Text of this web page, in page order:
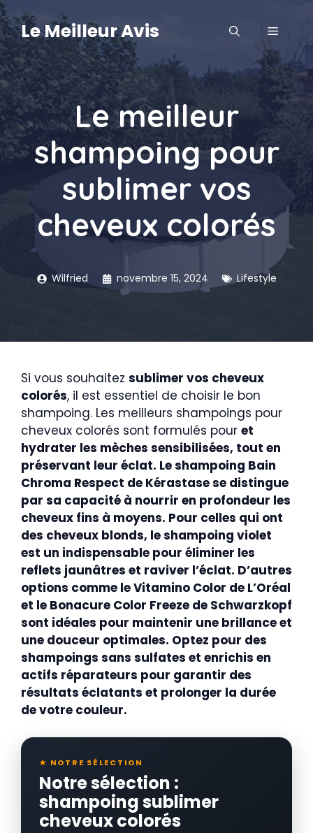
Aller
au
contenu
Le Meilleur Avis MENU
Le meilleur
shampoing pour
sublimer vos
cheveux colorés
Wilfried novembre 15, 2024 Lifestyle
Si vous souhaitez sublimer vos cheveux
colorés, il est essentiel de choisir le bon
shampoing. Les meilleurs shampoings pour
cheveux colorés sont formulés pour et
hydrater les mèches sensibilisées, tout en
préservant leur éclat. Leshampoing Bain
Chroma Respect de Kérastasese distingue
par sa capacité à nourrir en profondeur les
cheveux fins à moyens. Pour celles qui ont
des cheveux blonds, leshampoing violet
est un indispensable pour éliminer les
reflets jaunâtres et raviver l’éclat. D’autres
options comme leVitamino Color de L’Oréal
et le Bonacure Color Freeze de Schwarzkopf
sont idéales pour maintenir une brillance et
une douceur optimales. Optez pour des
shampoings sans sulfates et enrichis en
actifs réparateurs pour garantir des
résultats éclatants et prolonger la durée
de votre couleur.
★ NOTRE SÉLECTION
Notre sélection :
shampoing sublimer
cheveux colorés